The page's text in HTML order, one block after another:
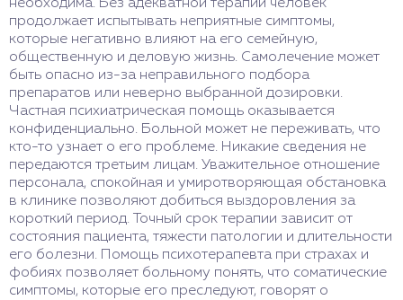
необходима. Без адекватной терапии человек
продолжает испытывать неприятные симптомы,
которые негативно влияют на его семейную,
общественную и деловую жизнь. Самолечение может
быть опасно из-за неправильного подбора
препаратов или неверно выбранной дозировки.
Частная психиатрическая помощь оказывается
конфиденциально. Больной может не переживать, что
кто-то узнает о его проблеме. Никакие сведения не
передаются третьим лицам. Уважительное отношение
персонала, спокойная и умиротворяющая обстановка
в клинике позволяют добиться выздоровления за
короткий период. Точный срок терапии зависит от
состояния пациента, тяжести патологии и длительности
его болезни. Помощь психотерапевта при страхах и
фобиях позволяет больному понять, что соматические
симптомы, которые его преследуют, говорят о